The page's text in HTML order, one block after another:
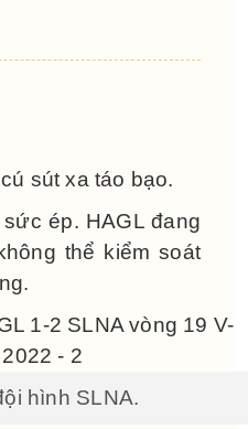
sút xa táo bạo.
ép. HAGL đang
thể kiểm soát
hình SLNA.